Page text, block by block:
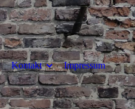
Kontakt Impressum